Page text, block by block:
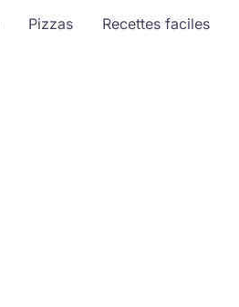
Pizzas Recettes faciles